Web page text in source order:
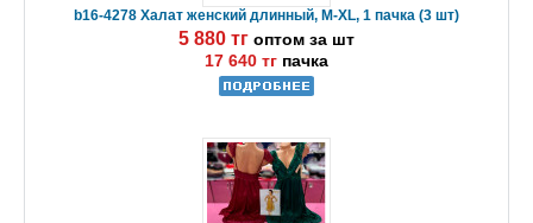
b16-4278 Халат женский длинный, M-XL, 1 пачка (3 шт)
5 880 тг оптом за шт
17 640 тг пачка